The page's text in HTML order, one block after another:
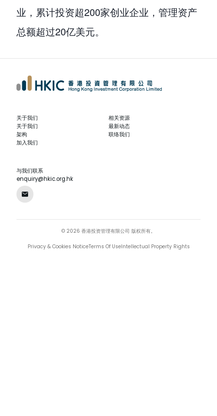
业，累计投资超200家创业企业，管理资产
总额超过20亿美元。
关于我们
关于我们
架构
加入我们
相关资源
最新动态
联络我们
与我们联系
enquiry@hkic.org.hk
© 2026 香港投资管理有限公司 版权所有。
Privacy & Cookies NoticeTerms Of UseIntellectual Property Rights